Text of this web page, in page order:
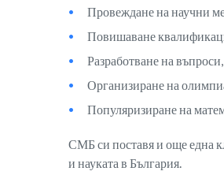
Провеждане на научни
Повишаване
Разработване на
Организиране на
Популяризиране на
СМБ си поставя и още една
и науката в България.